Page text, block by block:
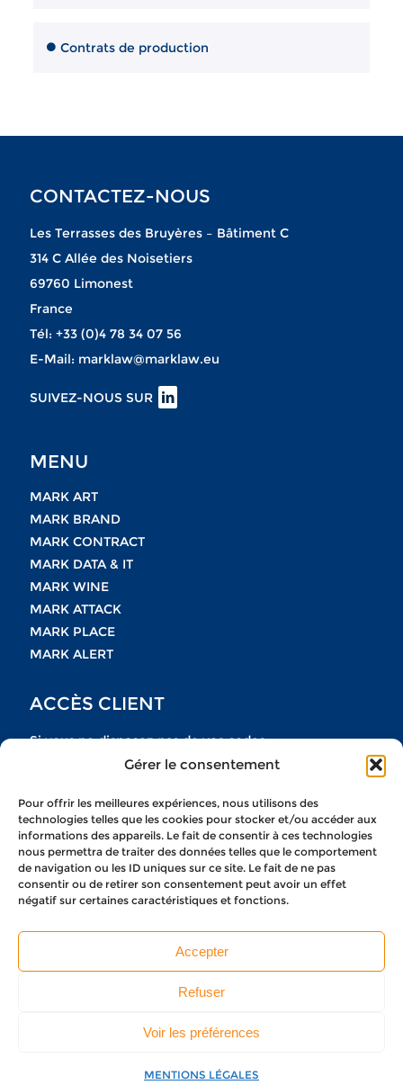
Gérer le consentement
Pour offrir les meilleures expériences, nous utilisons des
technologies telles que les cookies pour stocker et/ou accéder aux
informations des appareils. Le fait de consentir à ces technologies
nous permettra de traiter des données telles que le comportement
de navigation ou les ID uniques sur ce site. Le fait de ne pas
consentir ou de retirer son consentement peut avoir un effet
négatif sur certaines caractéristiques et fonctions.
Accepter
Refuser
Voir les préférences
MENTIONS LÉGALES
Contrats de production
CONTACTEZ-NOUS
Les Terrasses des Bruyères – Bâtiment C
314 C Allée des Noisetiers
69760 Limonest
France
Tél: +33 (0)4 78 34 07 56
E-Mail: marklaw@marklaw.eu
SUIVEZ-NOUS SUR
MENU
MARK ART
MARK BRAND
MARK CONTRACT
MARK DATA & IT
MARK WINE
MARK ATTACK
MARK PLACE
MARK ALERT
ACCÈS CLIENT
Si vous ne disposez pas de vos codes
n’hésitez pas à nous contacter
NOUS CONTACTER
GESTION DES COOKIES